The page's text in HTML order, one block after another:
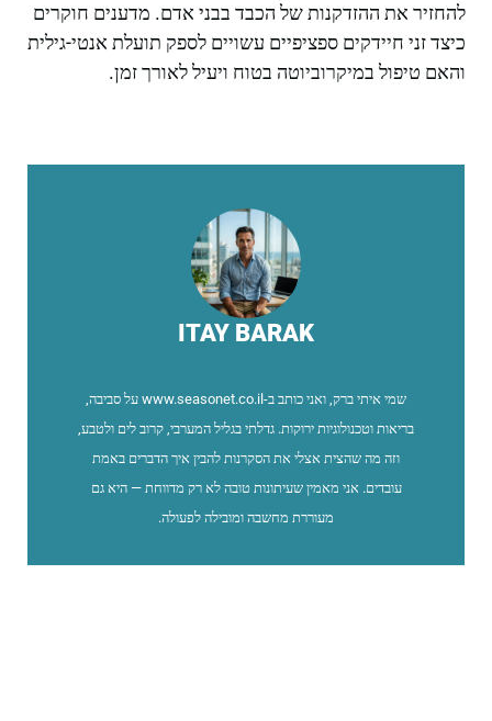
להחזיר את ההזדקנות של הכבד בבני אדם. מדענים חוקרים
כיצד זני חיידקים ספציפיים עשויים לספק תועלת אנטי-גילית
והאם טיפול במיקרוביוטה בטוח ויעיל לאורך זמן.
ITAY BARAK
שמי איתי ברק, ואני כותב ב-www.seasonet.co.il על סביבה,
בריאות וטכנולוגיות ירוקות. גדלתי בגליל המערבי, קרוב לים ולטבע,
וזה מה שהצית אצלי את הסקרנות להבין איך הדברים באמת
עובדים. אני מאמין שעיתונות טובה לא רק מדווחת — היא גם
מעוררת מחשבה ומובילה לפעולה.